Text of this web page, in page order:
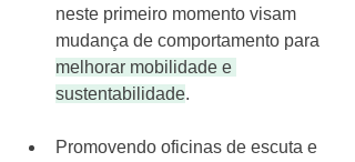
neste primeiro momento visam
mudança de comportamento para
melhorar mobilidade e
sustentabilidade.
Promovendo oficinas de escuta e